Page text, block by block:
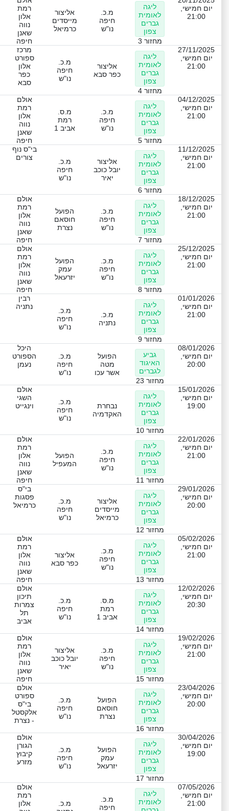
יום חמישי,
21:00
ליגה
לאומית
גברים
צפון
מחזור 3
מ.כ.
חיפה
נו"ש
אליצור
מייסדים
כרמיאל
רמת
אלון
נווה
שאנן
חיפה
27/11/2025
יום חמישי,
21:00
ליגה
לאומית
גברים
צפון
מחזור 4
אליצור
כפר סבא
מ.כ.
חיפה
נו"ש
מרכז
ספורט
אלון
כפר
סבא
04/12/2025
יום חמישי,
21:00
ליגה
לאומית
גברים
צפון
מחזור 5
מ.כ.
חיפה
נו"ש
מ.ס.
רמת
אביב 1
אולם
רמת
אלון
נווה
שאנן
חיפה
11/12/2025
יום חמישי,
21:00
ליגה
לאומית
גברים
צפון
מחזור 6
אליצור
יובל כוכב
יאיר
מ.כ.
חיפה
נו"ש
בי"ס נוף
צורים
18/12/2025
יום חמישי,
21:00
ליגה
לאומית
גברים
צפון
מחזור 7
מ.כ.
חיפה
נו"ש
הפועל
חוסאם
נצרת
אולם
רמת
אלון
נווה
שאנן
חיפה
25/12/2025
יום חמישי,
21:00
ליגה
לאומית
גברים
צפון
מחזור 8
מ.כ.
חיפה
נו"ש
הפועל
עמק
יזרעאל
אולם
רמת
אלון
נווה
שאנן
חיפה
01/01/2026
יום חמישי,
21:00
ליגה
לאומית
גברים
צפון
מחזור 9
מ.כ.
נתניה
מ.כ.
חיפה
נו"ש
רבין
נתניה
08/01/2026
יום חמישי,
20:00
גביע
האיגוד
לגברים
מחזור 23
הפועל
מטה
אשר עכו
מ.כ.
חיפה
נו"ש
היכל
הספורט
נעמן
15/01/2026
יום חמישי,
19:00
ליגה
לאומית
גברים
צפון
מחזור 10
נבחרת
האקדמיה
מ.כ.
חיפה
נו"ש
אולם
השגי
וינגייט
22/01/2026
יום חמישי,
21:00
ליגה
לאומית
גברים
צפון
מחזור 11
מ.כ.
חיפה
נו"ש
הפועל
המעפיל
אולם
רמת
אלון
נווה
שאנן
חיפה
29/01/2026
יום חמישי,
20:00
ליגה
לאומית
גברים
צפון
מחזור 12
אליצור
מייסדים
כרמיאל
מ.כ.
חיפה
נו"ש
בי"ס
פסגות
כרמיאל
05/02/2026
יום חמישי,
21:00
ליגה
לאומית
גברים
צפון
מחזור 13
מ.כ.
חיפה
נו"ש
אליצור
כפר סבא
אולם
רמת
אלון
נווה
שאנן
חיפה
12/02/2026
יום חמישי,
20:30
ליגה
לאומית
גברים
צפון
מחזור 14
מ.ס.
רמת
אביב 1
מ.כ.
חיפה
נו"ש
אולם
תיכון
צמרות
תל
אביב
19/02/2026
יום חמישי,
21:00
ליגה
לאומית
גברים
צפון
מחזור 15
מ.כ.
חיפה
נו"ש
אליצור
יובל כוכב
יאיר
אולם
רמת
אלון
נווה
שאנן
חיפה
23/04/2026
יום חמישי,
20:00
ליגה
לאומית
גברים
צפון
מחזור 16
הפועל
חוסאם
נצרת
מ.כ.
חיפה
נו"ש
אולם
ספורט
בי"ס
אלקסטל
- נצרת
30/04/2026
יום חמישי,
19:00
ליגה
לאומית
גברים
צפון
מחזור 17
הפועל
עמק
יזרעאל
מ.כ.
חיפה
נו"ש
אולם
הגורן
קיבוץ
מזרע
07/05/2026
יום חמישי,
21:00
ליגה
לאומית
מ.כ.
חיפה
מ.כ.
אולם
רמת
אלון